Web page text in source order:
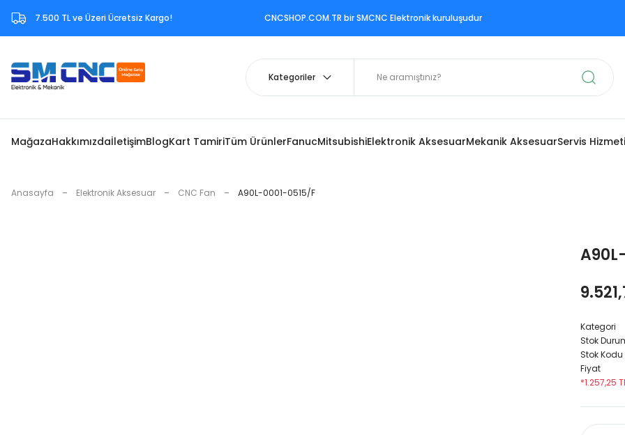
7.500 TL ve Üzeri Ücretsiz Kargo!‎ CNCSHOP.COM.TR ‎bir SMCNC Elektronik kuruluşudur
MağazaHakkımızdaİletişimBlogKart TamiriTüm ÜrünlerFanucMitsubishiElektronik AksesuarMekanik AksesuarServis Hizmeti
Anasayfa Elektronik Aksesuar CNC Fan A90L-0001-0515/F
Kategori
Stok
Stok Kodu
Fiyat
*1.257,25